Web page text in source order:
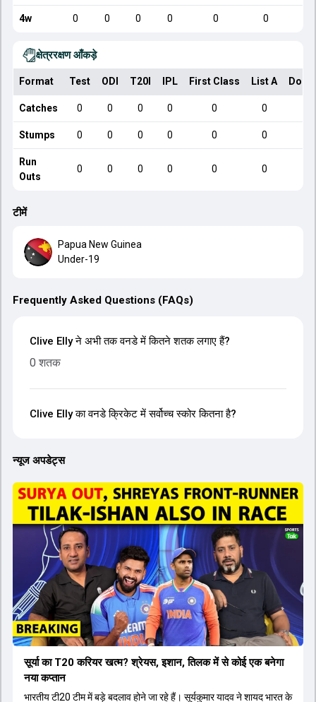
4w 0 0 0 0 0 0
क्षेत्ररक्षण आँकड़े
Format Test ODI T20I IPL First Class List A
Catches 0 0 0 0 0 0
Stumps 0 0 0 0 0 0
Run
Outs
0 0 0 0 0 0
टीमें
Papua New Guinea
Under-19
Frequently Asked Questions (FAQs)
Clive Elly ने अभी तक वनडे में कितने शतक लगाए हैं?
0 शतक
Clive Elly का वनडे क्रिकेट में सर्वोच्च स्कोर कितना है?
न्यूज अपडेट्स
सूर्या का T20 करियर खत्म? श्रेयस, इशान, तिलक में से कोई एक बनेगा
नया कप्तान
भारतीय टी20 टीम में बड़े बदलाव होने जा रहे हैं। सूर्यकुमार यादव ने शायद भारत के